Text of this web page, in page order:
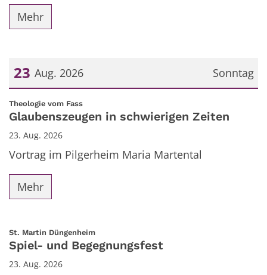
Mehr
Sonntag
23 Aug. 2026
Datum: 23. August 2026
Theologie vom Fass:
Glaubenszeugen in schwierigen Zeiten
23. Aug. 2026
Vortrag im Pilgerheim Maria Martental
Mehr
St. Martin Düngenheim:
Spiel- und Begegnungsfest
23. Aug. 2026